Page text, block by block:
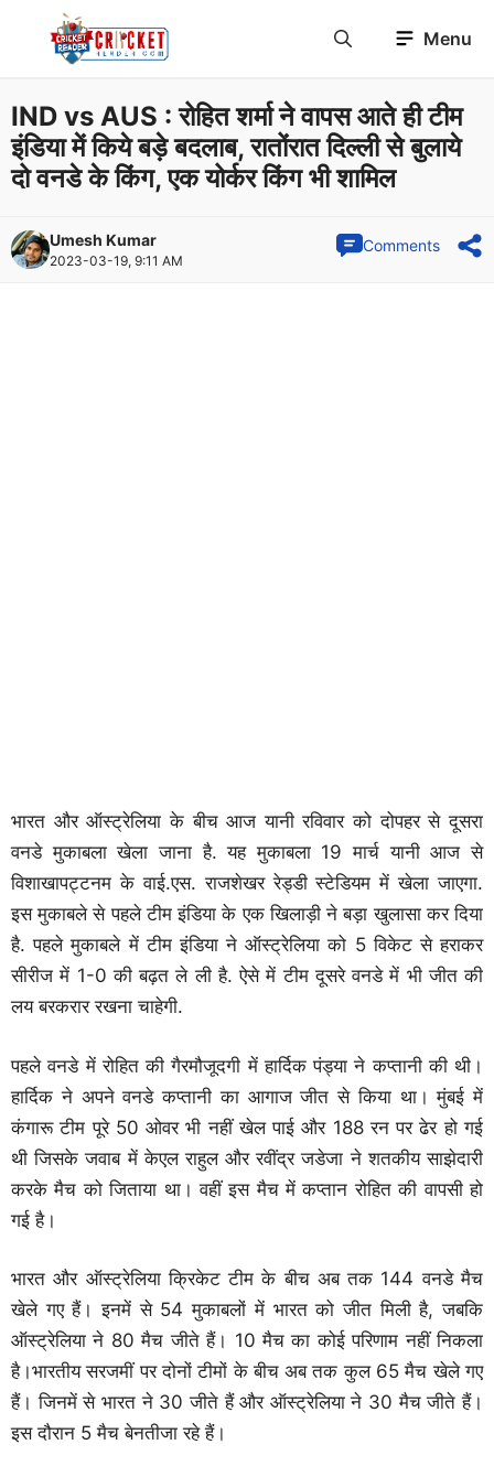
Menu
IND vs AUS : रोहित शर्मा ने वापस आते ही टीम
इंडिया में किये बड़े बदलाब, रातोंरात दिल्ली से बुलाये
दो वनडे के किंग, एक योर्कर किंग भी शामिल
Umesh Kumar
2023-03-19, 9:11 AM
Comments
भारत और ऑस्ट्रेलिया के बीच आज यानी रविवार को दोपहर से दूसरा
वनडे मुकाबला खेला जाना है. यह मुकाबला 19 मार्च यानी आज से
विशाखापट्टनम के वाई.एस. राजशेखर रेड्डी स्टेडियम में खेला जाएगा.
इस मुकाबले से पहले टीम इंडिया के एक खिलाड़ी ने बड़ा खुलासा कर दिया
है. पहले मुकाबले में टीम इंडिया ने ऑस्ट्रेलिया को 5 विकेट से हराकर
सीरीज में 1-0 की बढ़त ले ली है. ऐसे में टीम दूसरे वनडे में भी जीत की
लय बरकरार रखना चाहेगी.
पहले वनडे में रोहित की गैरमौजूदगी में हार्दिक पंड्या ने कप्तानी की थी।
हार्दिक ने अपने वनडे कप्तानी का आगाज जीत से किया था। मुंबई में
कंगारू टीम पूरे 50 ओवर भी नहीं खेल पाई और 188 रन पर ढेर हो गई
थी जिसके जवाब में केएल राहुल और रवींद्र जडेजा ने शतकीय साझेदारी
करके मैच को जिताया था। वहीं इस मैच में कप्तान रोहित की वापसी हो
गई है।
भारत और ऑस्ट्रेलिया क्रिकेट टीम के बीच अब तक 144 वनडे मैच
खेले गए हैं। इनमें से 54 मुकाबलों में भारत को जीत मिली है, जबकि
ऑस्ट्रेलिया ने 80 मैच जीते हैं। 10 मैच का कोई परिणाम नहीं निकला
है।भारतीय सरजमीं पर दोनों टीमों के बीच अब तक कुल 65 मैच खेले गए
हैं। जिनमें से भारत ने 30 जीते हैं और ऑस्ट्रेलिया ने 30 मैच जीते हैं।
इस दौरान 5 मैच बेनतीजा रहे हैं।